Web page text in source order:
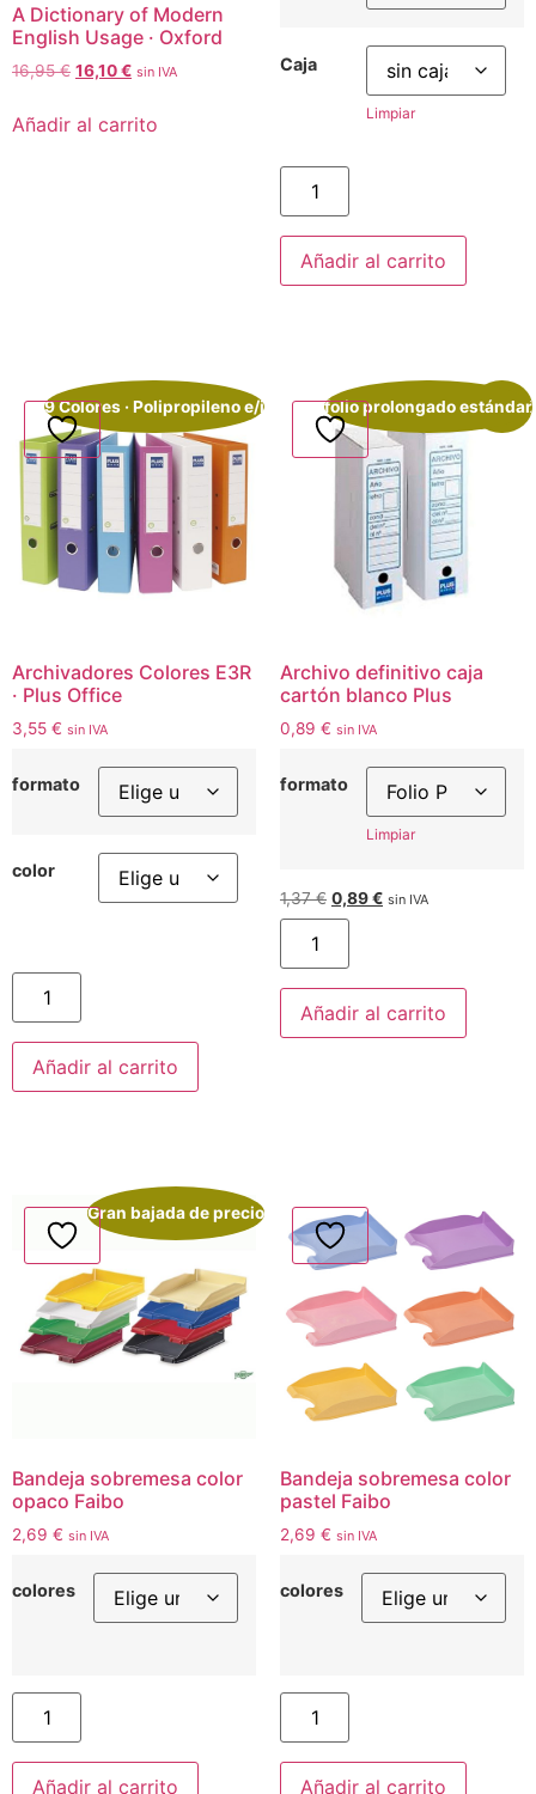
A Dictionary of Modern
English Usage · Oxford
16,95€ 16,10€ sin IVA
Añadir al carrito
Caja
Limpiar
Añadir al carrito
9 Colores · Polipropileno e/i
Archivadores Colores E3R
· Plus Office
3,55 € sin IVA
formato
color
Añadir al carrito
¡Oferta!
folio prolongado estándar
Archivo definitivo caja
cartón blanco Plus
0,89 € sin IVA
formato
Limpiar
1,37€ 0,89€ sin IVA
Añadir al carrito
Gran bajada de precio
Bandeja sobremesa color
opaco Faibo
2,69 € sin IVA
colores
Añadir al carrito
Bandeja sobremesa color
pastel Faibo
2,69 € sin IVA
colores
Añadir al carrito